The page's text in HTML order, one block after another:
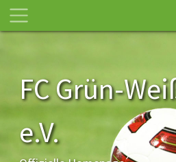
FC Grün-
e.V.